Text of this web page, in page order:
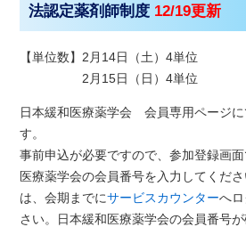
法認定薬剤師制度 12/19更新
【単位数】 2月14日（土）4単位
2月15日（日）4単位
日本緩和医療薬学会 会員専用ページに
す。
事前申込が必要ですので、参加登録画
医療薬学会の会員番号を入力してくだ
は、会期までにサービスカウンターへ
さい。日本緩和医療薬学会の会員番号